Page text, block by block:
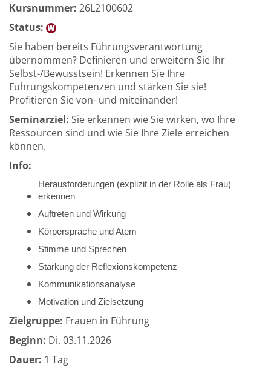
Kursnummer: 26L2100602
Status:
Sie haben bereits Führungsverantwortung
übernommen? Definieren und erweitern Sie Ihr
Selbst-/Bewusstsein! Erkennen Sie Ihre
Führungskompetenzen und stärken Sie sie!
Profitieren Sie von- und miteinander!
Seminarziel: Sie erkennen wie Sie wirken, wo Ihre
Ressourcen sind und wie Sie Ihre Ziele erreichen
können.
Info:
Herausforderungen (explizit in der Rolle als Frau)
erkennen
Auftreten und Wirkung
Körpersprache und Atem
Stimme und Sprechen
Stärkung der Reflexionskompetenz
Kommunikationsanalyse
Motivation und Zielsetzung
Zielgruppe: Frauen in Führung
Beginn: Di. 03.11.2026
Dauer: 1 Tag